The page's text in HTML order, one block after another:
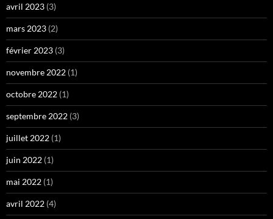
avril 2023 (3)
mars 2023 (2)
février 2023 (3)
novembre 2022 (1)
octobre 2022 (1)
septembre 2022 (3)
juillet 2022 (1)
juin 2022 (1)
mai 2022 (1)
avril 2022 (4)